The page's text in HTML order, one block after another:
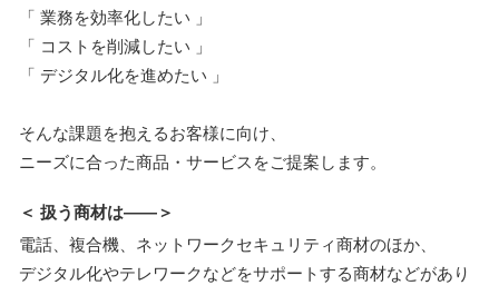
「 業務を効率化したい 」
「 コストを削減したい 」
「 デジタル化を進めたい 」
そんな課題を抱えるお客様に向け、
ニーズに合った商品・サービスをご提案します。
＜ 扱う商材は――＞
電話、複合機、ネットワークセキュリティ商材のほか、
デジタル化やテレワークなどをサポートする商材などがあり